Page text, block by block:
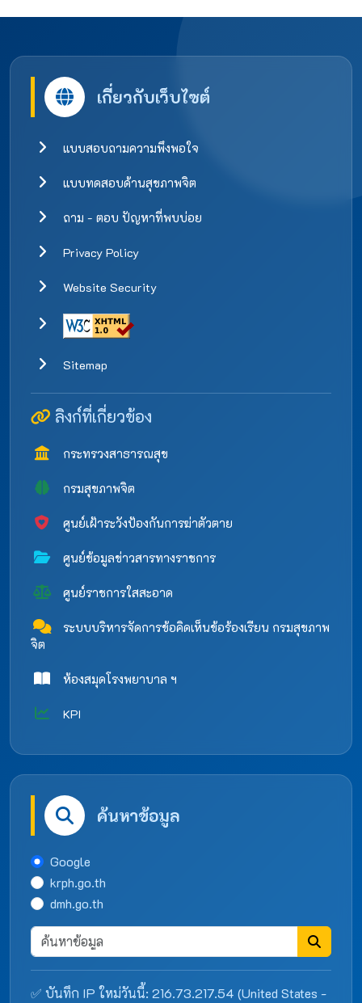
เกี่ยวกับเว็บไซต์
แบบสอบถามความพึงพอใจ
แบบทดสอบด้านสุขภาพจิต
ถาม - ตอบ ปัญหาที่พบบ่อย
Privacy Policy
Website Security
Sitemap
ลิงก์ที่เกี่ยวข้อง
กระทรวงสาธารณสุข
กรมสุขภาพจิต
ศูนย์เฝ้าระวังป้องกันการฆ่าตัวตาย
ศูนย์ข้อมูลข่าวสารทางราชการ
ศูนย์ราชการใสสะอาด
ระบบบริหารจัดการข้อคิดเห็นข้อร้องเรียน กรมสุขภาพ
จิต
ห้องสมุดโรงพยาบาล ฯ
KPI
ค้นหาข้อมูล
Google
krph.go.th
dmh.go.th
✅ บันทึก IP ใหม่วันนี้: 216.73.217.54 (United States -